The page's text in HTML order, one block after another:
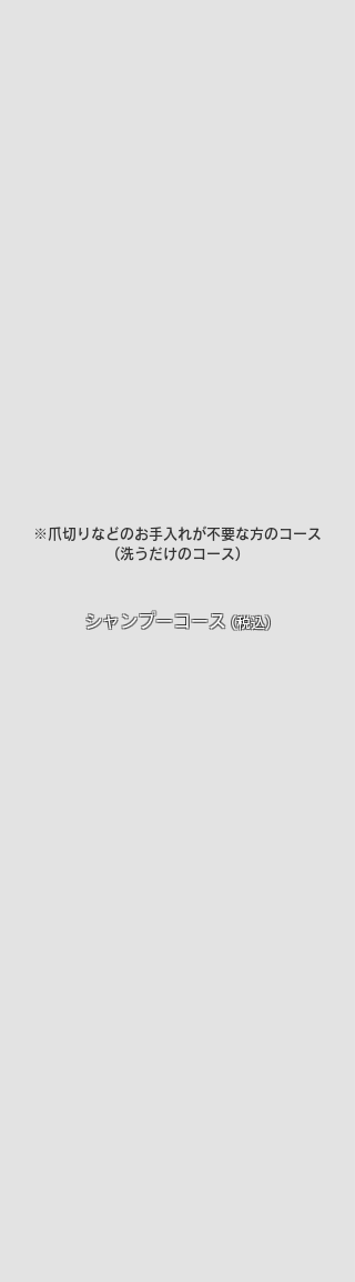
​​※爪切りなどのお手入れが不要な方のコース
​(洗うだけのコース)
シャンプーコース (税込)